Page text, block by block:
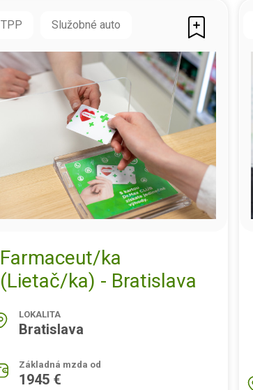
TPP Služobné auto
Farmaceut/ka
(Lietač/ka) - Bratislava
LOKALITA
Bratislava
Základná mzda od
1945 €